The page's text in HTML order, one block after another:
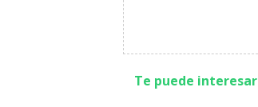
Te puede interesar